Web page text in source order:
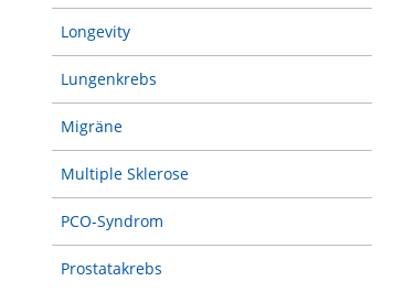
Longevity
Lungenkrebs
Migräne
Multiple Sklerose
PCO-Syndrom
Prostatakrebs